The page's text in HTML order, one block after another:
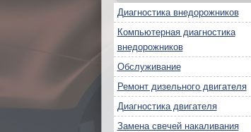
Диагностика внедорожников
Компьютерная диагностика
внедорожников
Обслуживание
Ремонт дизельного двигателя
Диагностика двигателя
Замена свечей накаливания